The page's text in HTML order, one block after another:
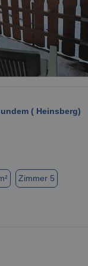
( Heinsberg)
Zimmer 5